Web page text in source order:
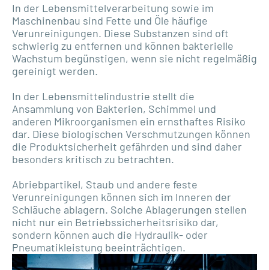
In der Lebensmittelverarbeitung sowie im
Maschinenbau sind Fette und Öle häufige
Verunreinigungen. Diese Substanzen sind oft
schwierig zu entfernen und können bakterielle
Wachstum begünstigen, wenn sie nicht regelmäßig
gereinigt werden.
In der Lebensmittelindustrie stellt die
Ansammlung von Bakterien, Schimmel und
anderen Mikroorganismen ein ernsthaftes Risiko
dar. Diese biologischen Verschmutzungen können
die Produktsicherheit gefährden und sind daher
besonders kritisch zu betrachten.
Abriebpartikel, Staub und andere feste
Verunreinigungen können sich im Inneren der
Schläuche ablagern. Solche Ablagerungen stellen
nicht nur ein Betriebssicherheitsrisiko dar,
sondern können auch die Hydraulik- oder
Pneumatikleistung beeinträchtigen.